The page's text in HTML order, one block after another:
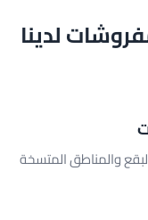
لدينا
والمناطق المتسخة